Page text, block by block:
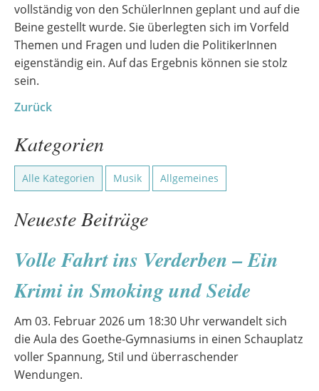
vollständig von den SchülerInnen geplant und auf die
Beine gestellt wurde. Sie überlegten sich im Vorfeld
Themen und Fragen und luden die PolitikerInnen
eigenständig ein. Auf das Ergebnis können sie stolz
sein.
Zurück
Kategorien
Alle Kategorien Musik Allgemeines
Neueste Beiträge
Volle Fahrt ins Verderben – Ein
Krimi in Smoking und Seide
Am 03. Februar 2026 um 18:30 Uhr verwandelt sich
die Aula des Goethe-Gymnasiums in einen Schauplatz
voller Spannung, Stil und überraschender
Wendungen.